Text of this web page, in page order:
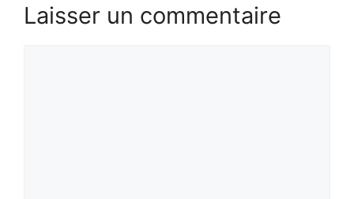
Laisser un commentaire